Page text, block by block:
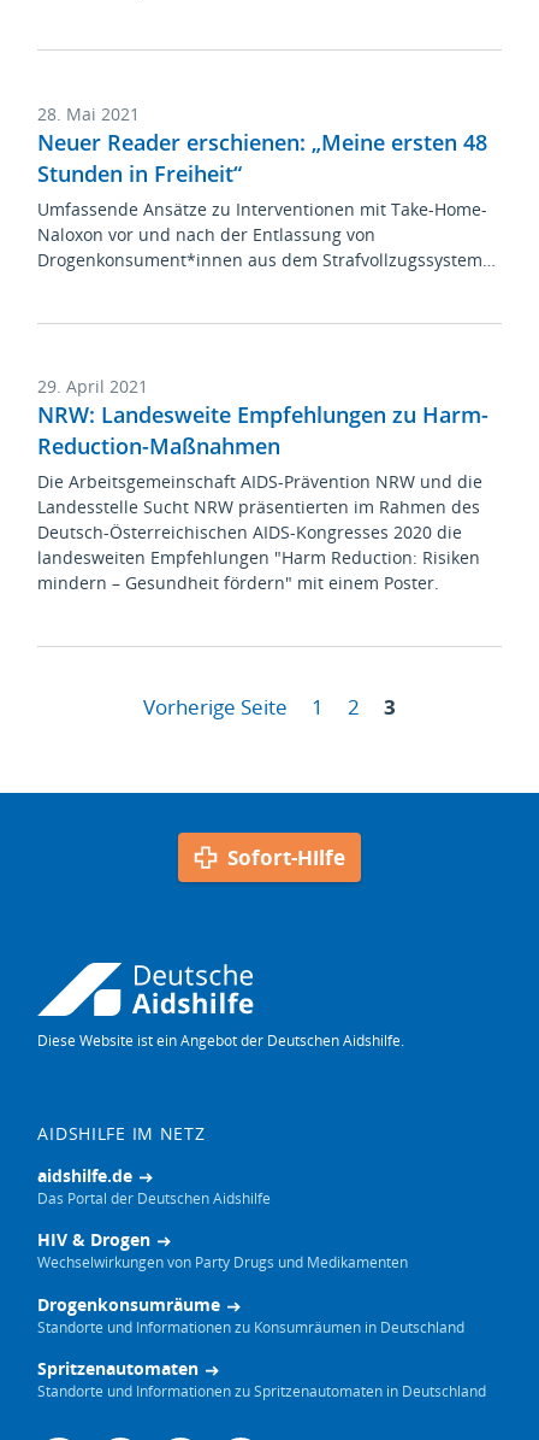
28. Mai 2021
Neuer Reader erschienen: „Meine ersten 48
Stunden in Freiheit“
Umfassende Ansätze zu Interventionen mit Take-Home-
Naloxon vor und nach der Entlassung von
Drogenkonsument*innen aus dem Strafvollzugssystem…
29. April 2021
NRW: Landesweite Empfehlungen zu Harm-
Reduction-Maßnahmen
Die Arbeitsgemeinschaft AIDS-Prävention NRW und die
Landesstelle Sucht NRW präsentierten im Rahmen des
Deutsch-Österreichischen AIDS-Kongresses 2020 die
landesweiten Empfehlungen "Harm Reduction: Risiken
mindern – Gesundheit fördern" mit einem Poster.
Vorherige Seite 1 2 3
Sofort-Hilfe
Diese Website ist ein Angebot der Deutschen Aidshilfe.
AIDSHILFE IM NETZ
aidshilfe.de
Das Portal der Deutschen Aidshilfe
HIV & Drogen
Wechselwirkungen von Party Drugs und Medikamenten
Drogenkonsumräume
Standorte und Informationen zu Konsumräumen in Deutschland
Spritzenautomaten
Standorte und Informationen zu Spritzenautomaten in Deutschland